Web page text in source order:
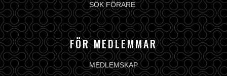
SÖK FÖRARE
FÖR MEDLEMMAR
MEDLEMSKAP